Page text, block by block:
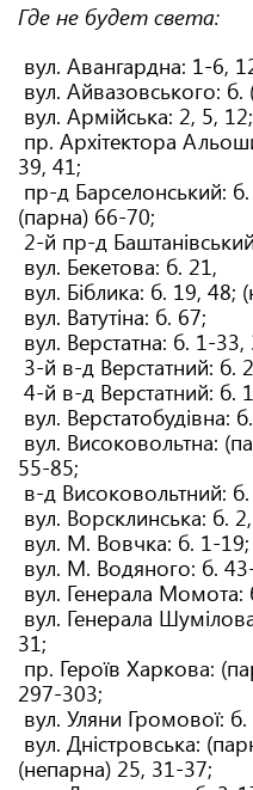
Где не будет света:
вул. Авангардна: 1-6,
вул. Айвазовського:
вул. Армійська: 2, 5, 12;
пр. Архітектора
39, 41;
пр-д Барселонський:
(парна) 66-70;
2-й пр-д
вул. Бекетова: б. 21,
вул. Біблика: б. 19, 48;
вул. Ватутіна: б. 67;
вул. Верстатна: б. 1-
3-й в-д Верстатний: б.
4-й в-д Верстатний: б.
вул. Верстатобудівна:
вул. Високовольтна:
55-85;
в-д Високовольтний:
вул. Ворсклинська: б.
вул. М. Вовчка: б. 1-19;
вул. М. Водяного: б.
вул. Генерала Момота:
вул. Генерала
31;
пр. Героїв Харкова:
297-303;
вул. Уляни Громової:
вул. Дністровська:
(непарна) 25, 31-37;